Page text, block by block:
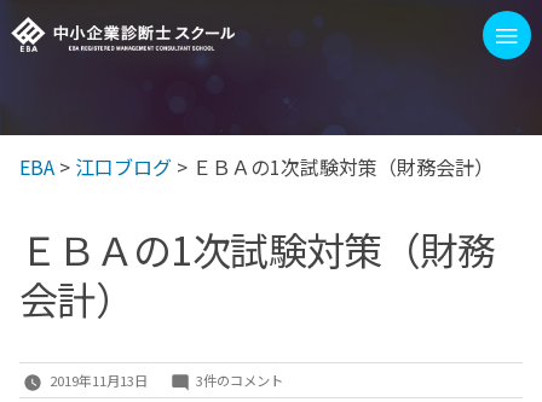
ン
≡
EBAを選ぶ3つの理由 1次/2次試験 対策イベント
EBAスクールの講座
EBA > 江口ブログ > ＥＢＡの1次試験対策（財務会計）
ＥＢＡの1次試験対策（財務
会計）
2019年11月13日
Ｅ
3件のコメント